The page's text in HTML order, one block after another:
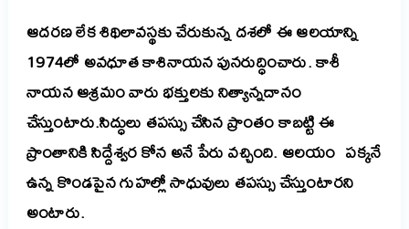
ఆదరణ లేక శిథిలావస్థకు చేరుకున్న దశలో ఈ ఆలయాన్ని
1974లో అవధూత కాశినాయన పునరుద్ధించారు. కాశీ
నాయన ఆశ్రమం వారు భక్తులకు నిత్యాన్నదానం
చేస్తుంటారు.సిద్ధులు తపస్సు చేసిన ప్రాంతం కాబట్టి ఈ
ప్రాంతానికి సిద్దేశ్వర కోన అనే పేరు వచ్చింది. ఆలయం పక్కనే
ఉన్న కొండపైన గుహల్లో సాధువులు తపస్సు చేస్తుంటారని
అంటారు.